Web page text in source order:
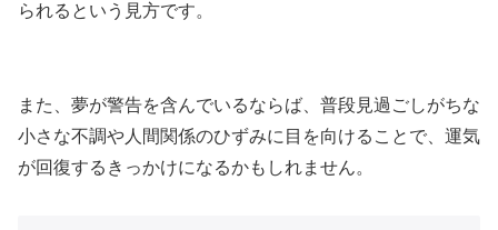
られるという見方です。
また、夢が警告を含んでいるならば、普段見過ごしがちな
小さな不調や人間関係のひずみに目を向けることで、運気
が回復するきっかけになるかもしれません。